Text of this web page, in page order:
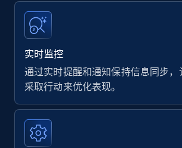
实时监控
通过实时提醒和通知保持信息同步，
采取行动来优化表现。